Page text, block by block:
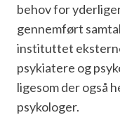
behov for
gennemført
instituttet
psykiatere og
ligesom der også
psykologer.